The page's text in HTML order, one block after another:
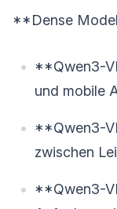
**Dense
**Qwen3-
und mobile
**Qwen3-
zwischen
**Qwen3-